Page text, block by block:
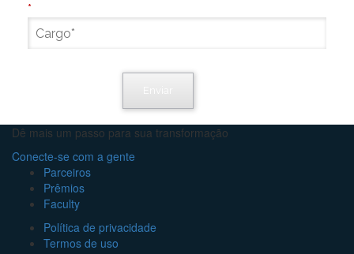
*
Dê mais um passo para sua transformação
Conecte-se com a gente
Parceiros
Prêmios
Faculty
Política de privacidade
Termos de uso